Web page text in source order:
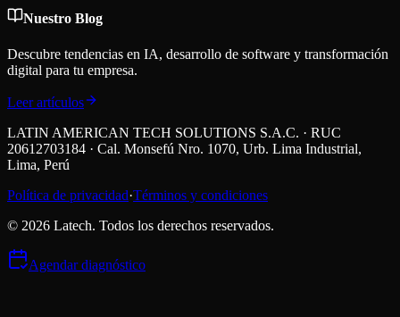
Nuestro Blog
Descubre tendencias en IA, desarrollo de software y transformación
digital para tu empresa.
Leer artículos
LATIN AMERICAN TECH SOLUTIONS S.A.C. · RUC
20612703184 · Cal. Monsefú Nro. 1070, Urb. Lima Industrial,
Lima, Perú
Política de privacidad·Términos y condiciones
© 2026 Latech. Todos los derechos reservados.
Agendar diagnóstico